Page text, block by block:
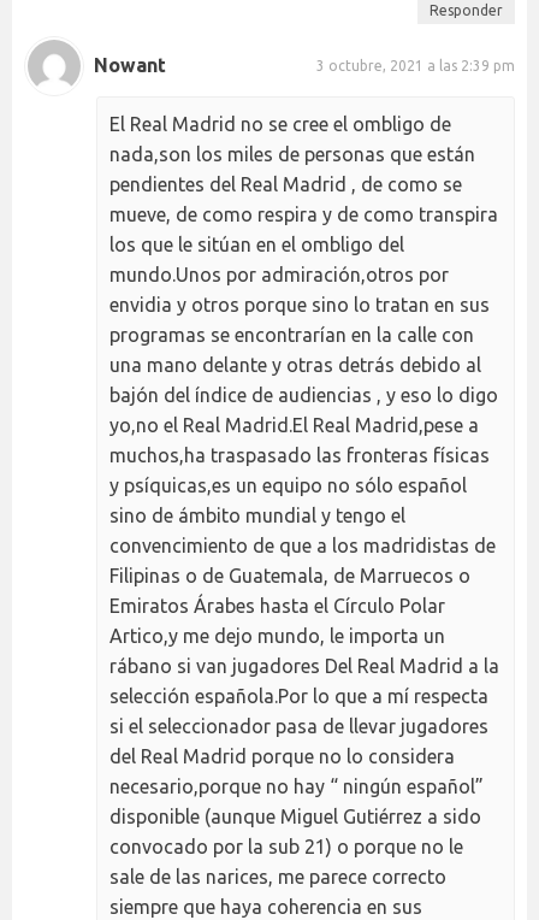
Responder
Nowant 3 octubre, 2021 a las 2:39 pm
El Real Madrid no se cree el ombligo de
nada,son los miles de personas que están
pendientes del Real Madrid , de como se
mueve, de como respira y de como transpira
los que le sitúan en el ombligo del
mundo.Unos por admiración,otros por
envidia y otros porque sino lo tratan en sus
programas se encontrarían en la calle con
una mano delante y otras detrás debido al
bajón del índice de audiencias , y eso lo digo
yo,no el Real Madrid.El Real Madrid,pese a
muchos,ha traspasado las fronteras físicas
y psíquicas,es un equipo no sólo español
sino de ámbito mundial y tengo el
convencimiento de que a los madridistas de
Filipinas o de Guatemala, de Marruecos o
Emiratos Árabes hasta el Círculo Polar
Artico,y me dejo mundo, le importa un
rábano si van jugadores Del Real Madrid a la
selección española.Por lo que a mí respecta
si el seleccionador pasa de llevar jugadores
del Real Madrid porque no lo considera
necesario,porque no hay “ ningún español”
disponible (aunque Miguel Gutiérrez a sido
convocado por la sub 21) o porque no le
sale de las narices, me parece correcto
siempre que haya coherencia en sus